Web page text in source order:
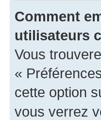
Comment
utilisateurs
Vous
«
cette option
vous verrez